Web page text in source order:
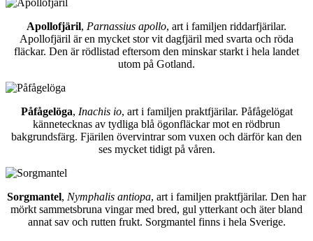
Apollofjäril, Parnassius apollo, art i familjen riddarfjärilar.
Apollofjäril är en mycket stor vit dagfjäril med svarta och röda
fläckar. Den är rödlistad eftersom den minskar starkt i hela landet
utom på Gotland.
Påfågelöga, Inachis io, art i familjen praktfjärilar. Påfågelögat
kännetecknas av tydliga blå ögonfläckar mot en rödbrun
bakgrundsfärg. Fjärilen övervintrar som vuxen och därför kan den
ses mycket tidigt på våren.
Sorgmantel, Nymphalis antiopa, art i familjen praktfjärilar. Den har
mörkt sammetsbruna vingar med bred, gul ytterkant och äter bland
annat sav och rutten frukt. Sorgmantel finns i hela Sverige.